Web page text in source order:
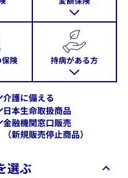
険 持病がある方
介護に備える
日本生命取扱商品
金融機関窓口販売
（新規販売停止商品）
選ぶ